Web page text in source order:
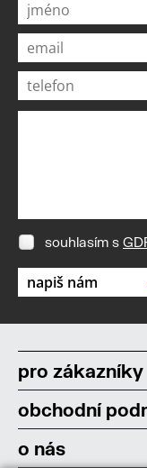
souhlasím s
pro zákazníky
obchodní
o nás